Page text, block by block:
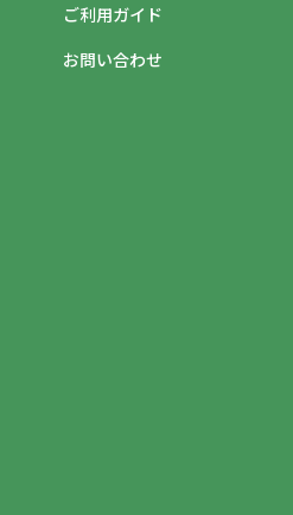
ご利用ガイド
お問い合わせ